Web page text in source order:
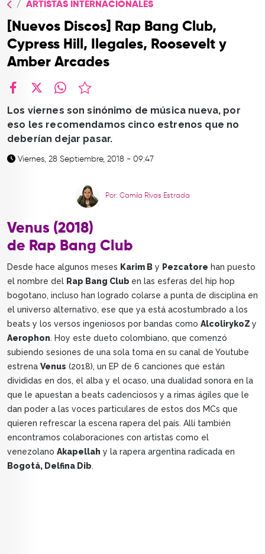
TOP
QUIÉNES SOMOS
CONTACTO
ARTISTAS INTERNACIONALES
[Nuevos Discos] Rap Bang Club,
Cypress Hill, Ilegales, Roosevelt y
Amber Arcades
Los viernes son sinónimo de música nueva, por
eso les recomendamos cinco estrenos que no
deberían dejar pasar.
Viernes, 28 Septiembre, 2018 - 09:47
Por: Camila Rivas Estrada
Venus (2018)
de Rap Bang Club
Desde hace algunos meses Karim B y Pezcatore han puesto
el nombre del Rap Bang Club en las esferas del hip hop
bogotano, incluso han logrado colarse a punta de disciplina en
el universo alternativo, ese que ya está acostumbrado a los
beats y los versos ingeniosos por bandas como AlcolirykoZ y
Aerophon. Hoy este dueto colombiano, que comenzó
subiendo sesiones de una sola toma en su canal de Youtube
estrena Venus (2018), un EP de 6 canciones que están
divididas en dos, el alba y el ocaso, una dualidad sonora en la
que le apuestan a beats cadenciosos y a rimas ágiles que le
dan poder a las voces particulares de estos dos MCs que
quieren refrescar la escena rapera del país. Allí también
encontramos colaboraciones con artistas como el
venezolano Akapellah y la rapera argentina radicada en
Bogotá, Delfina Dib.